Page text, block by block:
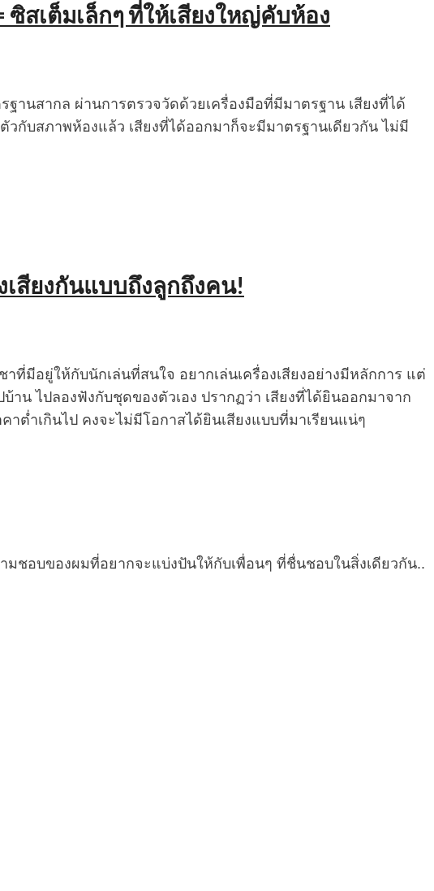
ซิสเต็มเล็กๆ ที่ให้เสียงใหญ่คับห้อง
านสากล ผ่านการตรวจวัดด้วยเครื่องมือที่มีมาตรฐาน เสียงที่ได้
กับสภาพห้องแล้ว เสียงที่ได้ออกมาก็จะมีมาตรฐานเดียวกัน ไม่มี
เสียงกันแบบถึงลูกถึงคน!
ที่มีอยู่ให้กับนักเล่นที่สนใจ อยากเล่นเครื่องเสียงอย่างมีหลักการ แต่
น ไปลองฟังกับชุดของตัวเอง ปรากฏว่า เสียงที่ได้ยินออกมาจาก
าต่ำเกินไป คงจะไม่มีโอกาสได้ยินเสียงแบบที่มาเรียนแน่ๆ
มชอบของผมที่อยากจะแบ่งปันให้กับเพื่อนๆ ที่ชื่นชอบในสิ่งเดียวกัน..